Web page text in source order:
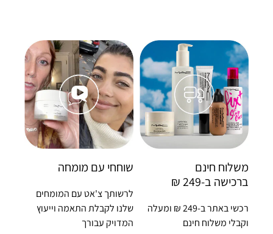
שוחחי עם מומחה
לרשותך צ'אט עם המומחים
שלנו לקבלת התאמה וייעוץ
המדויק עבורך
משלוח חינם
ברכישה ב-249 ₪
רכשי באתר ב-249 ₪ ומעלה
וקבלי משלוח חינם